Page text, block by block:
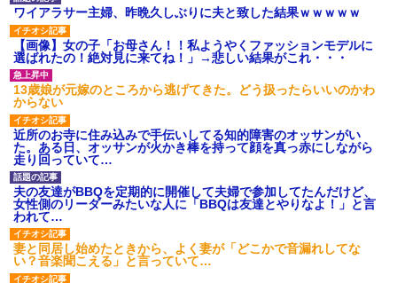
ワイアラサー主婦、昨晩久しぶりに夫と致した結果ｗｗｗｗｗ
【画像】女の子「お母さん！！私ようやくファッションモデルに
選ばれたの！絶対見に来てね！」→悲しい結果がこれ・・・
13歳娘が元嫁のところから逃げてきた。どう扱ったらいいのかわ
からない
近所のお寺に住み込みで手伝いしてる知的障害のオッサンがい
た。ある日、オッサンが火かき棒を持って顔を真っ赤にしながら
走り回っていて…
夫の友達がBBQを定期的に開催して夫婦で参加してたんだけど、
女性側のリーダーみたいな人に「BBQは友達とやりなよ！」と言
われて…
妻と同居し始めたときから、よく妻が「どこかで音漏れしてな
い？音楽聞こえる」と言っていて…